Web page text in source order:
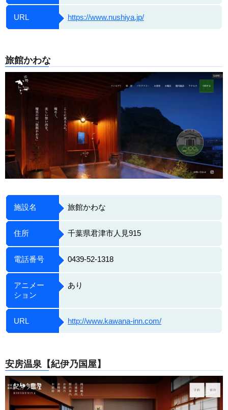
URL https://www.nushiya.jp/
旅館かわな
施設名 旅館かわな
住所 千葉県君津市人見915
電話番号 0439-52-1318
アニメー
ション
あり
URL http://www.kawana-inn.com/
安房温泉【紀伊乃国屋】